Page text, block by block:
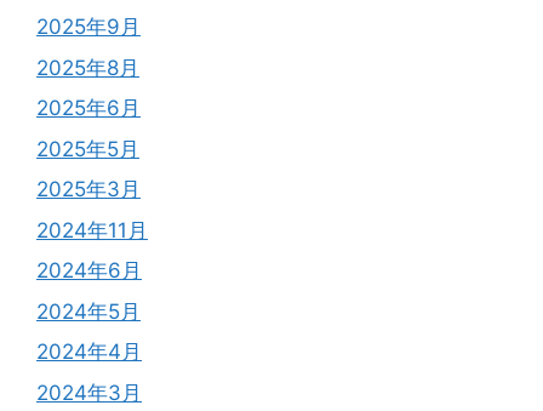
2025年9月
2025年8月
2025年6月
2025年5月
2025年3月
2024年11月
2024年6月
2024年5月
2024年4月
2024年3月